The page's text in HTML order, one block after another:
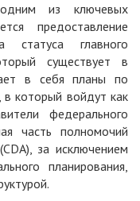
из ключевых
предоставление
статуса главного
существует в
в себя планы по
который войдут как
федерального
часть полномочий
за исключением
планирования,